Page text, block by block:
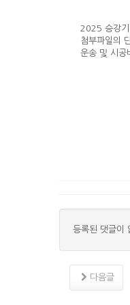
2025 승강기
첨부파일의
운송 및 시
등록된 댓글이
다음글